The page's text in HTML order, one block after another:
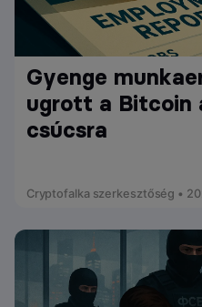
Gyenge
ugrott a Bitcoin
csúcsra
Cryptofalka szerkesztőség •